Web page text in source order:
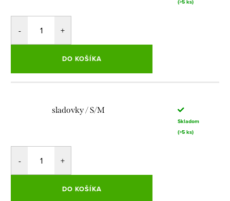
(>5 ks)
DO KOŠÍKA
sladovky / S/M
Skladom
(>5 ks)
DO KOŠÍKA